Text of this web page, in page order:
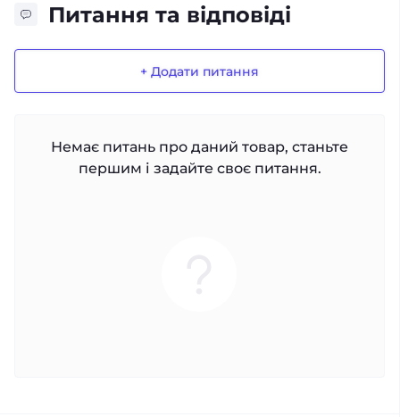
Питання та відповіді
+ Додати питання
Немає питань про даний товар, станьте
першим і задайте своє питання.